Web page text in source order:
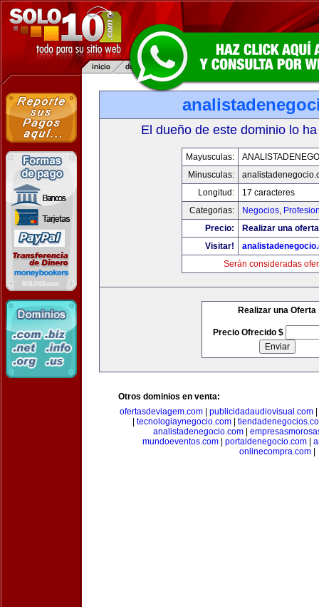
El dueño de este dominio lo
Mayusculas:
Minusculas:
Longitud:
17 caracteres
Categorias:
Negocios,
Precio:
Realizar una
Visitar!
Serán consideradas
Realizar una Oferta
Precio Ofrecido $
Otros dominios en venta:
ofertasdeviagem.com| publicidadaudiovisual.com|
tecnologiaynegocio.com
analistadenegocio.com
mundoeventos.com| portaldenegocio.com|
onlinecompra.com|